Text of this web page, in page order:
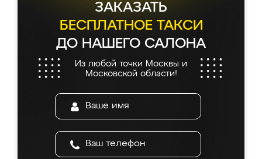
ЗАКАЗАТЬ
БЕСПЛАТНОЕ ТАКСИ
ДО НАШЕГО САЛОНА
Из любой точки Москвы и
Московской области!